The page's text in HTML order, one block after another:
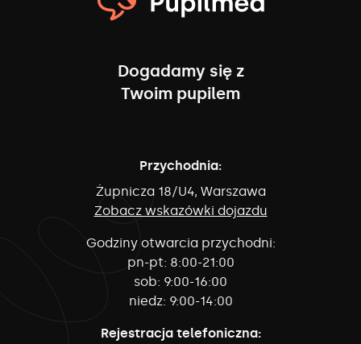
Dogadamy się z
Twoim pupilem
Przychodnia:
Żupnicza 18/U4, Warszawa
Zobacz wskazówki dojazdu
Godziny otwarcia przychodni:
pn-pt: 8:00-21:00
sob: 9:00-16:00
niedz: 9:00-14:00
Rejestracja telefoniczna: